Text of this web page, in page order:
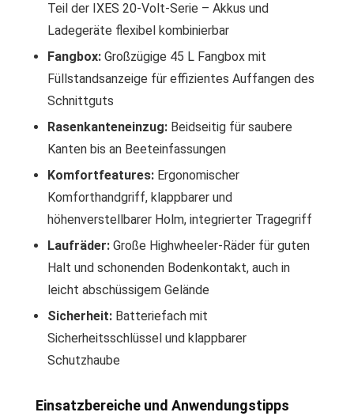
Teil der IXES 20-Volt-Serie – Akkus und
Ladegeräte flexibel kombinierbar
Fangbox: Großzügige 45 L Fangbox mit
Füllstandsanzeige für effizientes Auffangen des
Schnittguts
Rasenkanteneinzug: Beidseitig für saubere
Kanten bis an Beeteinfassungen
Komfortfeatures: Ergonomischer
Komforthandgriff, klappbarer und
höhenverstellbarer Holm, integrierter Tragegriff
Laufräder: Große Highwheeler-Räder für guten
Halt und schonenden Bodenkontakt, auch in
leicht abschüssigem Gelände
Sicherheit: Batteriefach mit
Sicherheitsschlüssel und klappbarer
Schutzhaube
Einsatzbereiche und Anwendungstipps